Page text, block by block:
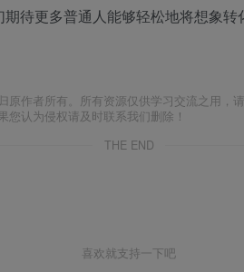
待更多普通人能够轻松地将想象
原作者所有。所有资源仅供学习交流之用，
认为侵权请及时联系我们删除！
THE END
喜欢就支持一下吧